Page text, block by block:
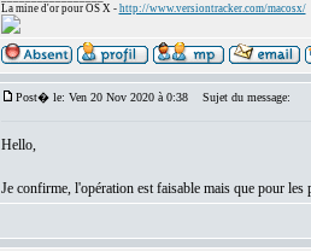
La mine d'or pour OS X - http://www.versiontracker.com/macosx/
Post� le: Ven 20 Nov 2020 à 0:38 Sujet du message:
Hello,
Je confirme, l'opération est faisable mais que pour les